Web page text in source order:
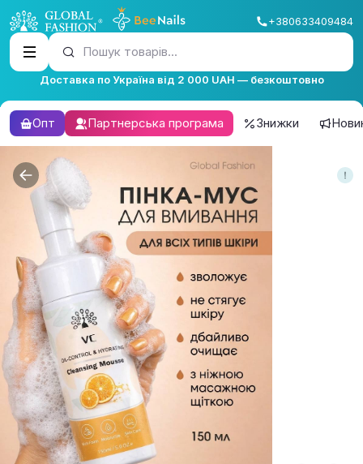
+380633409484
Пошук товарів...
Доставка по Україна від 2 000 UAH — безкоштовно
Опт Партнерська програма Знижки